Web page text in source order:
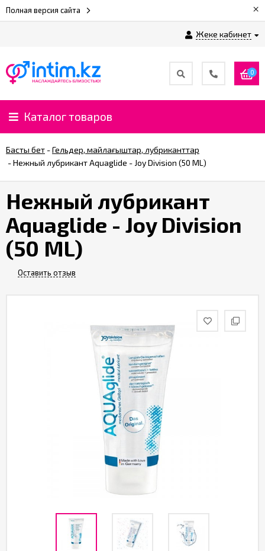
Полная версия сайта ×
Жеке кабинет
0
Каталог товаров
Басты бет -Гельдер, майлағыштар, лубриканттар
-Нежный лубрикант Aquaglide - Joy Division (50 ML)
Нежный лубрикант
Aquaglide - Joy Division
(50 ML)
Оставить отзыв